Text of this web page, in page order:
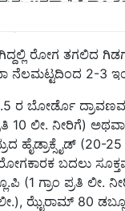
ಮಾಡಲಾಗುವುದು).
ರೋಗ ತಗಲಿದ
2-3
ಬೋರ್ಡೊ
ಪ್ರತಿ 10 ಲೀ. ನೀರಿಗೆ)
ಹೈಡ್ರಾಕ್ಸೈಡ್ (20-
ಬದಲು
(1 ಗ್ರಾಂ ಪ್ರತಿ ಲೀ.
ಝೈರಾಮ್ 80